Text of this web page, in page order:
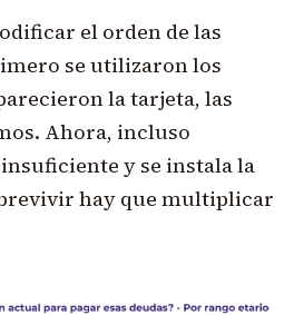
el orden de las
se utilizaron los
la tarjeta, las
Ahora, incluso
y se instala la
hay que multiplicar